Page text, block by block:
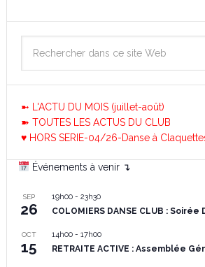
➼ L'ACTU DU MOIS (juillet-août)
➽ TOUTES LES ACTUS DU CLUB
♥ HORS SERIE-04/26-Danse à
Événements à venir ↴
SEP
26
19h00- 23h30
COLOMIERS DANSE CLUB :
OCT
15
14h00- 17h00
RETRAITE ACTIVE : Assemblée